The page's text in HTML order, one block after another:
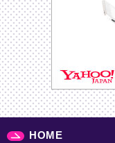
HOME